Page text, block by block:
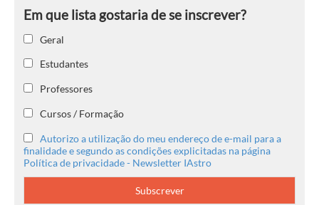
Geral
Estudantes
Professores
Cursos / Formação
Autorizo a utilização do meu endereço de e-mail para a
finalidade e segundo as condições explicitadas na página
Política de privacidade - Newsletter IAstro